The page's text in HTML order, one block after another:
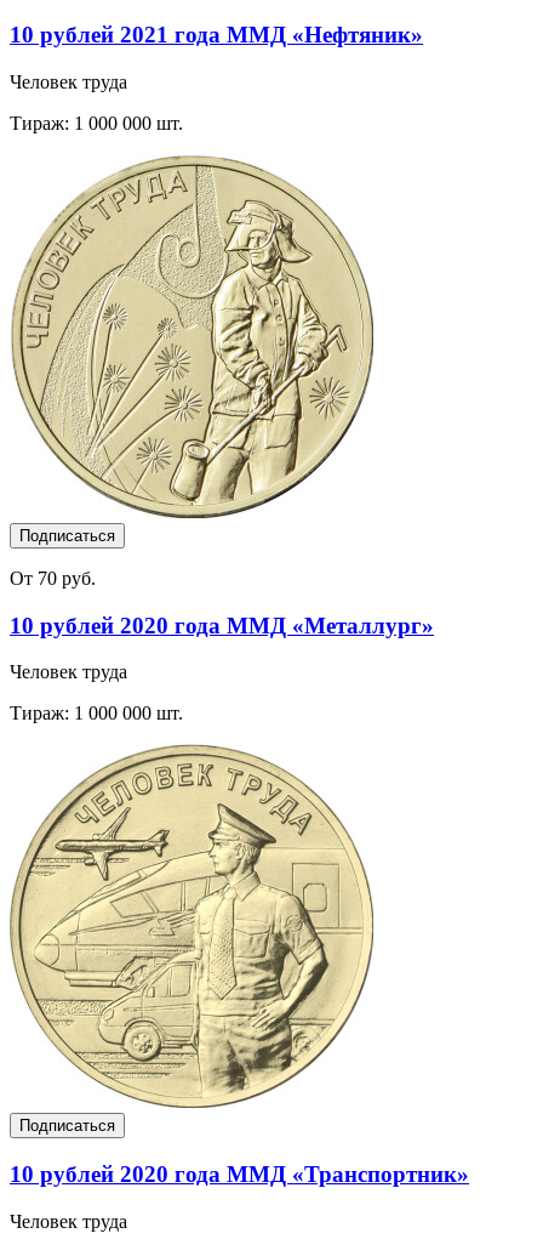
10 рублей 2021 года ММД «Нефтяник»
Человек труда
Тираж: 1 000 000 шт.
Подписаться
От 70 руб.
10 рублей 2020 года ММД «Металлург»
Человек труда
Тираж: 1 000 000 шт.
Подписаться
10 рублей 2020 года ММД «Транспортник»
Человек труда